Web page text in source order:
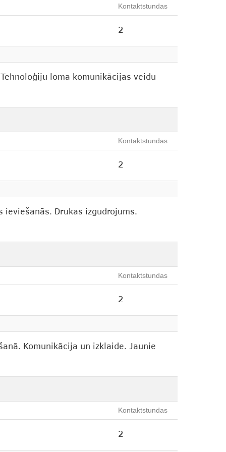
Kontaktstundas
2
loma komunikācijas veidu
Kontaktstundas
2
Drukas izgudrojums.
Kontaktstundas
2
Komunikācija un izklaide. Jaunie
Kontaktstundas
2